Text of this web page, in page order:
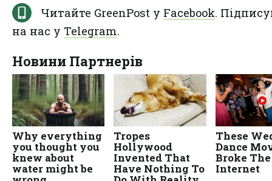
Читайте GreenPost у Facebook.
на нас у Telegram.